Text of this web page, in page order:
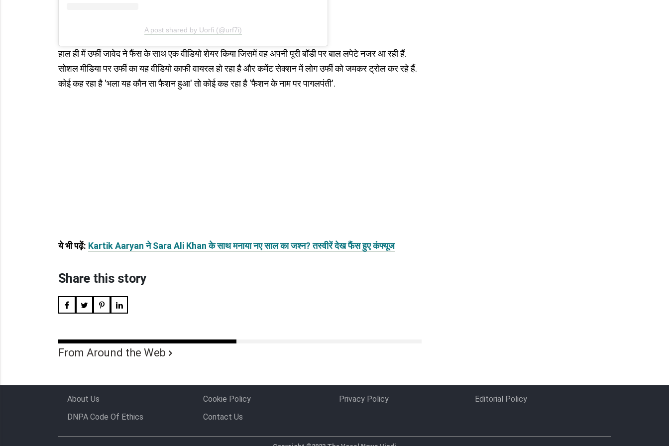
A post shared by Uorfi (@urf7i)
हाल ही में उर्फी जावेद ने फैंस के साथ एक वीडियो शेयर किया जिसमें वह अपनी पूरी बॉडी पर बाल लपेटे नजर आ रही हैं.
सोशल मीडिया पर उर्फी का यह वीडियो काफी वायरल हो रहा है और कमेंट सेक्शन में लोग उर्फी को जमकर ट्रोल कर रहे हैं.
कोई कह रहा है 'भला यह कौन सा फैशन हुआ' तो कोई कह रहा है 'फैशन के नाम पर पागलपंती'.
ये भी पढ़ें: Kartik Aaryan ने Sara Ali Khan के साथ मनाया नए साल का जश्न? तस्वीरें देख फैंस हुए कंफ्यूज
Share this story
From Around the Web
About Us Cookie Policy Privacy Policy
Editorial Policy
DNPA Code Of Ethics
Contact Us